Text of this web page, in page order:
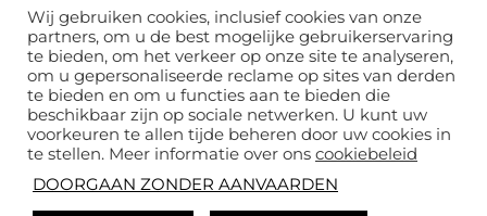
Wij gebruiken cookies, inclusief cookies van onze
partners, om u de best mogelijke gebruikerservaring
te bieden, om het verkeer op onze site te analyseren,
om u gepersonaliseerde reclame op sites van derden
te bieden en om u functies aan te bieden die
beschikbaar zijn op sociale netwerken. U kunt uw
voorkeuren te allen tijde beheren door uw cookies in
te stellen. Meer informatie over ons cookiebeleid
DOORGAAN ZONDER AANVAARDEN